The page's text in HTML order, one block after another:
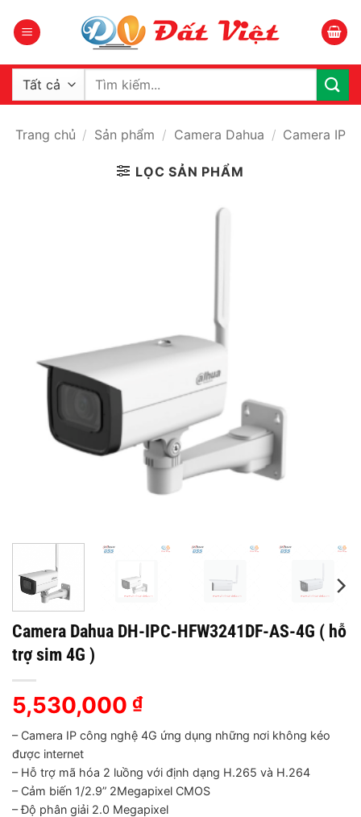
qua
dung
Tìm
Trang chủ / Sản phẩm / Camera Dahua / Camera IP
LỌC SẢN PHẨM
Camera Dahua DH-IPC-HFW3241DF-AS-4G ( hỗ
trợ sim 4G )
5,530,000 ₫
– Camera IP công nghệ 4G ứng dụng những nơi không kéo
được internet
– Hỗ trợ mã hóa 2 luồng với định dạng H.265 và H.264
– Cảm biến 1/2.9” 2Megapixel CMOS
– Độ phân giải 2.0 Megapixel